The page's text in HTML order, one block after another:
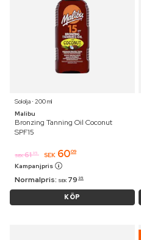
Sololja ⋅ 200 ml
Malibu
Bronzing Tanning Oil Coconut
SPF15
SEK 61 95 SEK 6009
Kampanjpris
Normalpris: SEK 79 95
KÖP